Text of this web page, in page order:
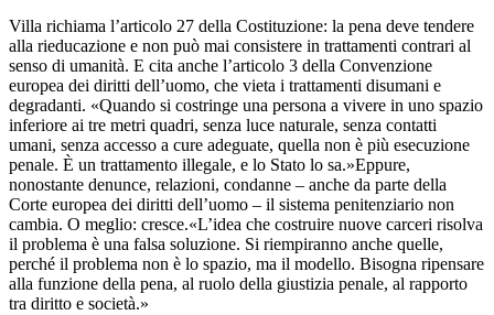
Villa richiama l’articolo 27 della Costituzione: la pena deve tendere
alla rieducazione e non può mai consistere in trattamenti contrari al
senso di umanità. E cita anche l’articolo 3 della Convenzione
europea dei diritti dell’uomo, che vieta i trattamenti disumani e
degradanti. «Quando si costringe una persona a vivere in uno spazio
inferiore ai tre metri quadri, senza luce naturale, senza contatti
umani, senza accesso a cure adeguate, quella non è più esecuzione
penale. È un trattamento illegale, e lo Stato lo sa.»Eppure,
nonostante denunce, relazioni, condanne – anche da parte della
Corte europea dei diritti dell’uomo – il sistema penitenziario non
cambia. O meglio: cresce.«L’idea che costruire nuove carceri risolva
il problema è una falsa soluzione. Si riempiranno anche quelle,
perché il problema non è lo spazio, ma il modello. Bisogna ripensare
alla funzione della pena, al ruolo della giustizia penale, al rapporto
tra diritto e società.»